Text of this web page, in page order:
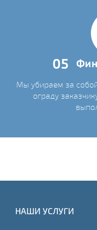
05
Мы убираем за
ограду
НАШИ УСЛУГИ